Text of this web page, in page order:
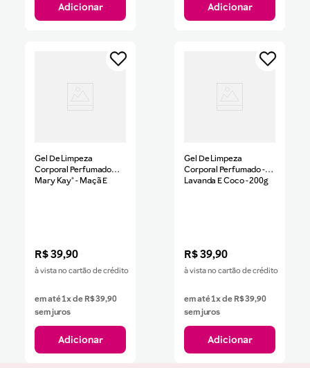
Adicionar Adicionar
Gel De Limpeza
Corporal Perfumado
Mary Kay® - Maçã E
R$39,90
à vista no cartão de crédito
em até1x de R$39,90
sem juros
Adicionar
Gel De Limpeza
Corporal Perfumado -
Lavanda E Coco - 200g
R$39,90
à vista no cartão de crédito
em até1x de R$39,90
sem juros
Adicionar